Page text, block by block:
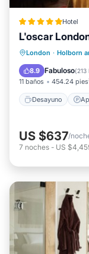
Hotel
L'oscar
London · Holborn
8.9 Fabuloso(213
11 baños 454.24
Desayuno
Balcón/
US $637/
7 noches - US